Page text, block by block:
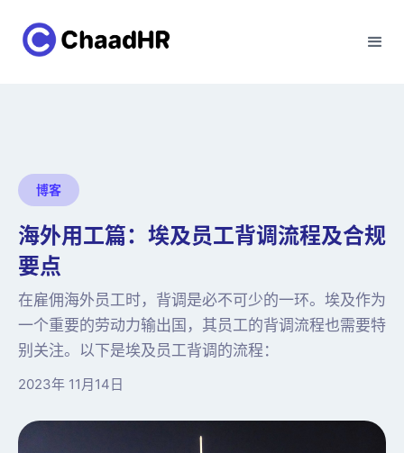
博客
海外用工篇：埃及员工背调流程及合规
要点
在雇佣海外员工时，背调是必不可少的一环。埃及作为
一个重要的劳动力输出国，其员工的背调流程也需要特
别关注。以下是埃及员工背调的流程：
2023年 11月14日